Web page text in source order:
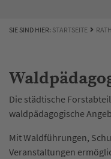
SIE SIND HIER: STARTSEITE
Die städtische
waldpädagogische
Mit Waldführungen,
Veranstaltungen